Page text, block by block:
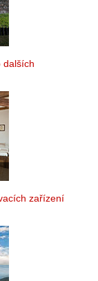
dalších
zařízení